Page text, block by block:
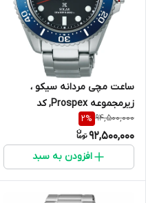
ساعت مچی مردانه سیکو ،
زیرمجموعه Prospex, کد
SNE595P1
94,500,000
2%
92,500,000
افزودن به سبد